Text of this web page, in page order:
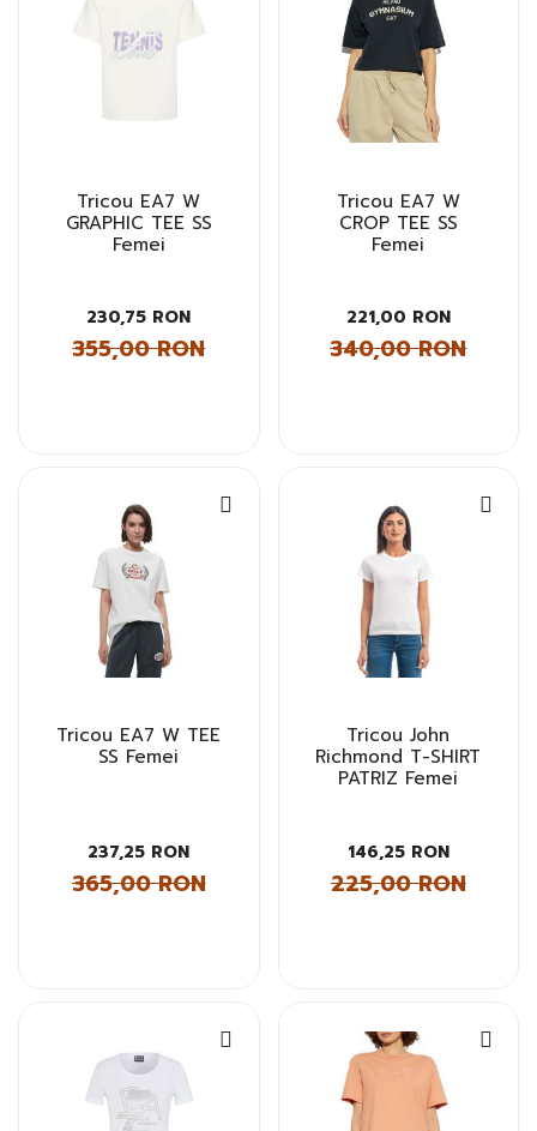
Tricou EA7 W
GRAPHIC TEE SS
Femei
230,75 RON
355,00 RON
Tricou EA7 W
CROP TEE SS
Femei
221,00 RON
340,00 RON
Tricou EA7 W TEE
SS Femei
237,25 RON
365,00 RON
Tricou John
Richmond T-SHIRT
PATRIZ Femei
146,25 RON
225,00 RON